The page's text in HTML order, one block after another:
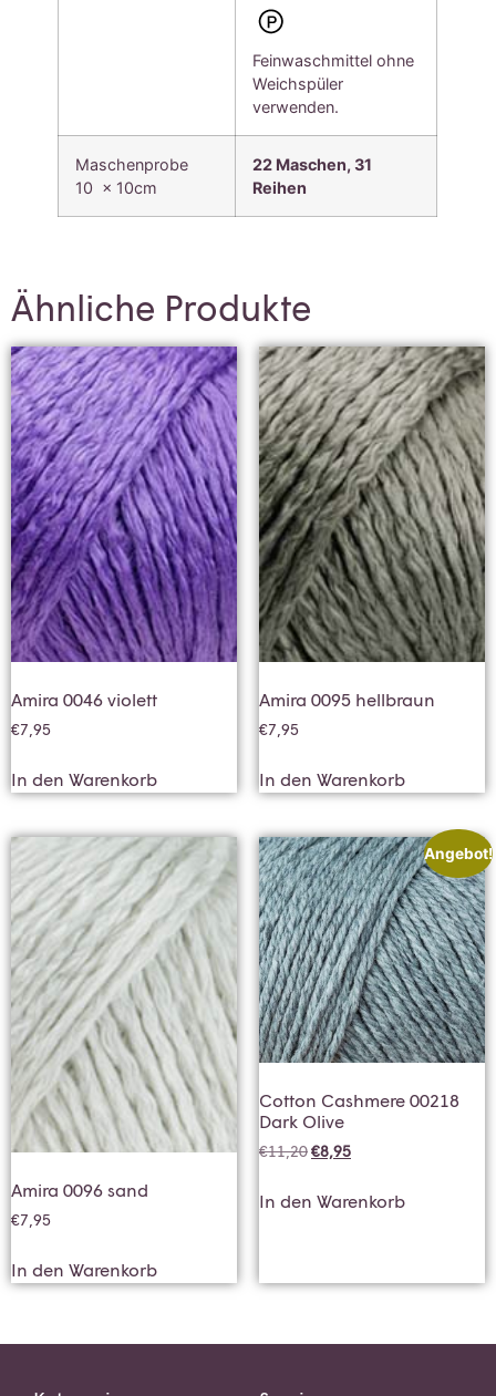
Feinwaschmittel ohne
Weichspüler
verwenden.
Maschenprobe
10 x 10cm
22 Maschen, 31
Reihen
Ähnliche Produkte
Amira 0046 violett
€7,95
In den Warenkorb
Amira 0095 hellbraun
€7,95
In den Warenkorb
Amira 0096 sand
€7,95
In den Warenkorb
Angebot!
Cotton Cashmere 00218
Dark Olive
€11,20€8,95
In den Warenkorb